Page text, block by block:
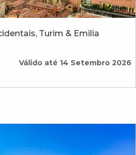
Turim & Emilia
Válido até 14 Setembro 2026